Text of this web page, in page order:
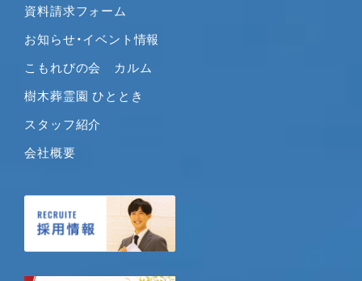
2020年1月
2019年10月
2019年9月
2019年8月
2019年4月
2019年3月
資料請求フォーム
お知らせ・イベント情報
こもれびの会 カルム
樹木葬霊園 ひととき
スタッフ紹介
会社概要